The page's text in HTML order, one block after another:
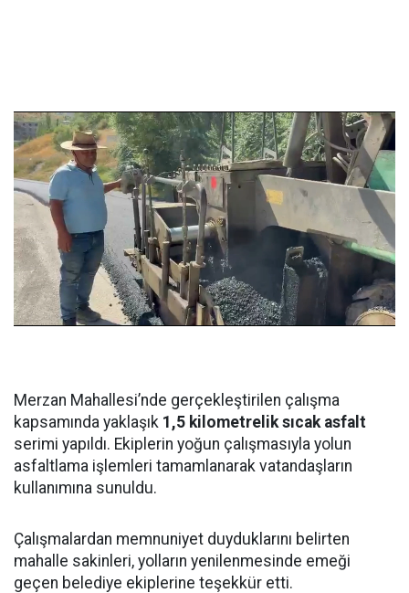
Merzan Mahallesi’nde gerçekleştirilen çalışma
kapsamında yaklaşık 1,5 kilometrelik sıcak asfalt
serimi yapıldı. Ekiplerin yoğun çalışmasıyla yolun
asfaltlama işlemleri tamamlanarak vatandaşların
kullanımına sunuldu.
Çalışmalardan memnuniyet duyduklarını belirten
mahalle sakinleri, yolların yenilenmesinde emeği
geçen belediye ekiplerine teşekkür etti.